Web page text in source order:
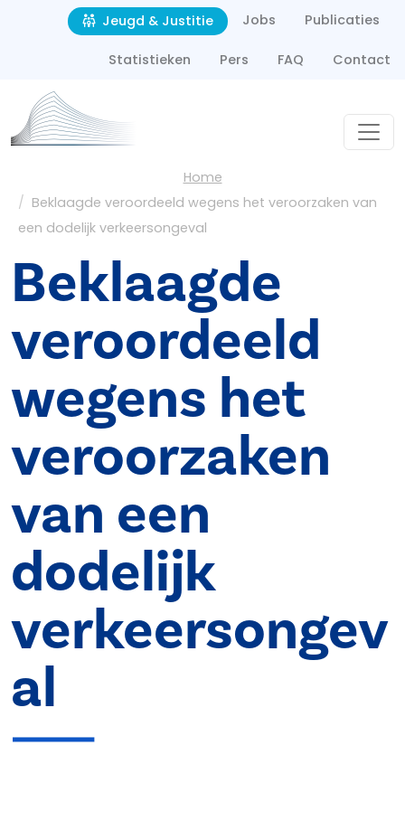
Overslaan en naar de inhoud gaan
Second navigation
Jeugd & Justitie Jobs Publicaties
Statistieken Pers FAQ Contact
Kruimelpad
Home
Beklaagde veroordeeld wegens het veroorzaken van
een dodelijk verkeersongeval
Beklaagde
veroordeeld
wegens het
veroorzaken
van een
dodelijk
verkeersongev
al